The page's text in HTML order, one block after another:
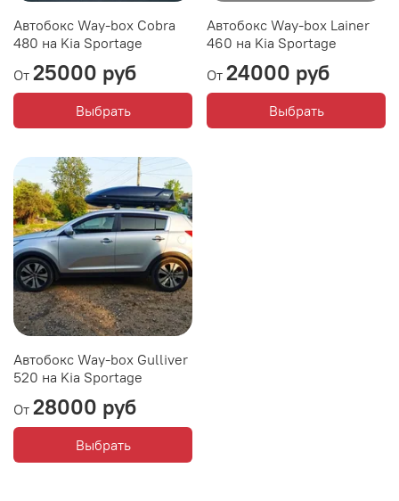
Автобокс Way-box Cobra
480 на Kia Sportage
От 25000 руб
Выбрать
Автобокс Way-box Lainer
460 на Kia Sportage
От 24000 руб
Выбрать
Автобокс Way-box Gulliver
520 на Kia Sportage
От 28000 руб
Выбрать